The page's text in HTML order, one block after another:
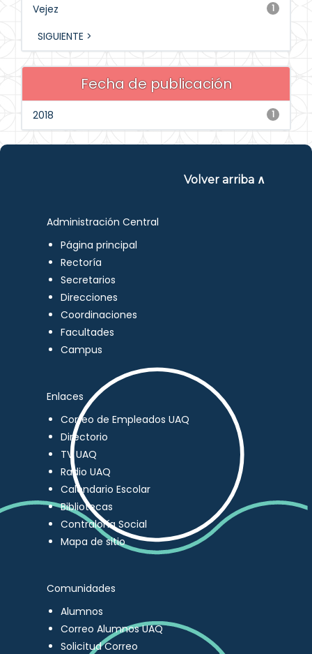
1
Vejez
SIGUIENTE >
Fecha de publicación
1
2018
Volver arriba ∧
Administración Central
Página principal
Rectoría
Secretarios
Direcciones
Coordinaciones
Facultades
Campus
Enlaces
Correo de Empleados UAQ
Directorio
TV UAQ
Radio UAQ
Calendario Escolar
Bibliotecas
Contraloría Social
Mapa de sitio
Comunidades
Alumnos
Correo Alumnos UAQ
Solicitud Correo